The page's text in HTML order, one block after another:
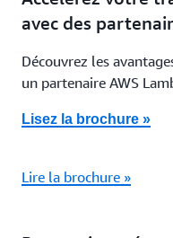
avec des
Découvrez les
un partenaire AWS
Lisez la brochure »
Lire la brochure »